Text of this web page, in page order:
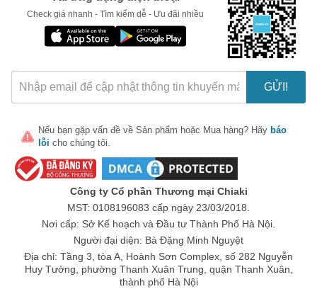
Check giá nhanh - Tìm kiếm dễ - Ưu đãi nhiều
GỬI!
Nếu bạn gặp vấn đề về Sản phẩm hoặc Mua hàng? Hãy báo
lỗi cho chúng tôi.
Công ty Cổ phần Thương mại Chiaki
MST: 0108196083 cấp ngày 23/03/2018.
Nơi cấp: Sở Kế hoạch và Đầu tư Thành Phố Hà Nội.
Người đại diện: Bà Đặng Minh Nguyệt
Địa chỉ: Tầng 3, tòa A, Hoành Sơn Complex, số 282 Nguyễn
Huy Tưởng, phường Thanh Xuân Trung, quận Thanh Xuân,
thành phố Hà Nội